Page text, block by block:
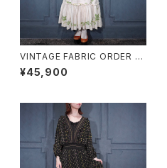
VINTAGE FABRIC ORDER M
ADE FLOWER EMBROIDERY
CROSS STITCH BACK RIBB
メイドお花クロスステッチ刺繍バ
ッグリボンフリルレースデザイン
ワンピース
¥45,900